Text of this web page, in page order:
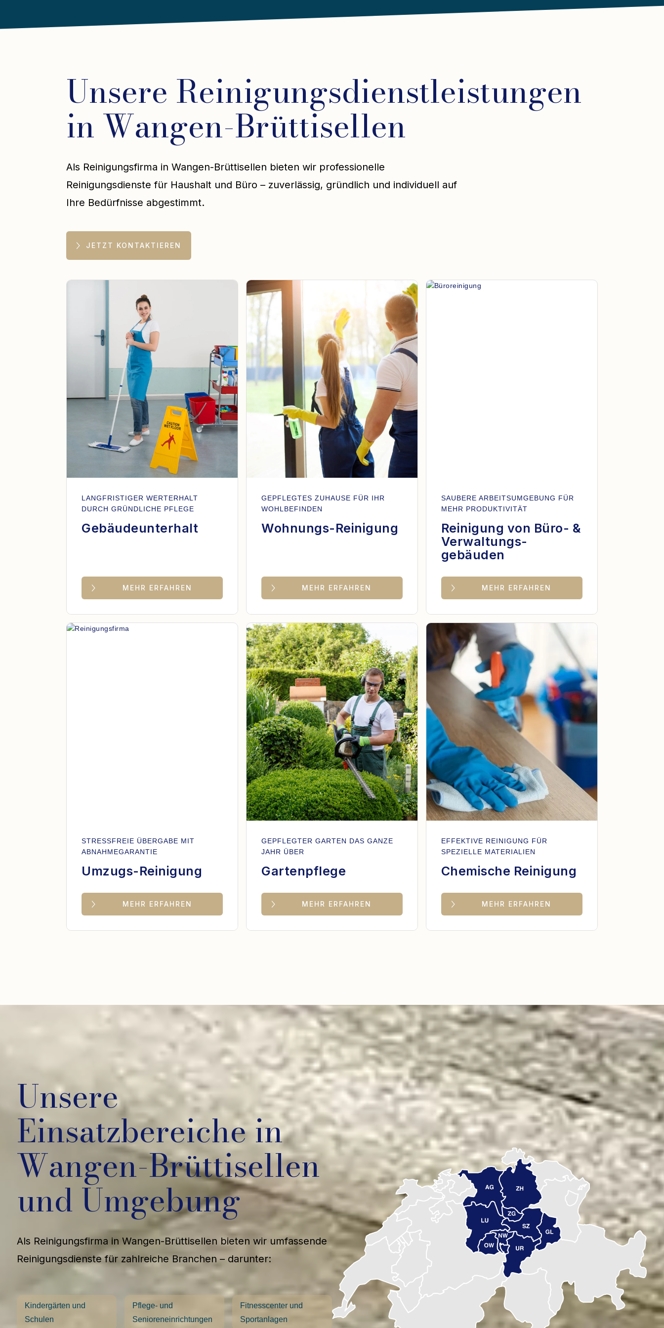
Unsere Reinigungsdienstleistungen
in Wangen-Brüttisellen
Als Reinigungsfirma in Wangen-Brüttisellen bieten wir professionelle
Reinigungsdienste für Haushalt und Büro – zuverlässig, gründlich und individuell auf
Ihre Bedürfnisse abgestimmt.
JETZT KONTAKTIEREN
LANGFRISTIGER WERTERHALT
DURCH GRÜNDLICHE PFLEGE
Gebäudeunterhalt
MEHR ERFAHREN
GEPFLEGTES ZUHAUSE FÜR IHR
WOHLBEFINDEN
Wohnungs-Reinigung
MEHR ERFAHREN
SAUBERE ARBEITSUMGEBUNG FÜR
MEHR PRODUKTIVITÄT
Reinigung von Büro- &
Verwaltungs-
gebäuden
MEHR ERFAHREN
STRESSFREIE ÜBERGABE MIT
ABNAHMEGARANTIE
Umzugs-Reinigung
MEHR ERFAHREN
GEPFLEGTER GARTEN DAS GANZE
JAHR ÜBER
Gartenpflege
MEHR ERFAHREN
EFFEKTIVE REINIGUNG FÜR
SPEZIELLE MATERIALIEN
Chemische Reinigung
MEHR ERFAHREN
Unsere
Einsatzbereiche in
Wangen-Brüttisellen
und Umgebung
Als Reinigungsfirma in Wangen-Brüttisellen bieten wir umfassende
Reinigungsdienste für zahlreiche Branchen – darunter:
Kindergärten und
Schulen
Pflege- und
Senioreneinrichtungen
Fitnesscenter und
Sportanlagen